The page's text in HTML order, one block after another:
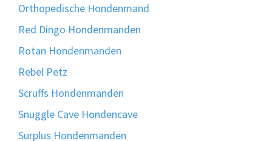
Orthopedische Hondenmand
Red Dingo Hondenmanden
Rotan Hondenmanden
Rebel Petz
Scruffs Hondenmanden
Snuggle Cave Hondencave
Surplus Hondenmanden